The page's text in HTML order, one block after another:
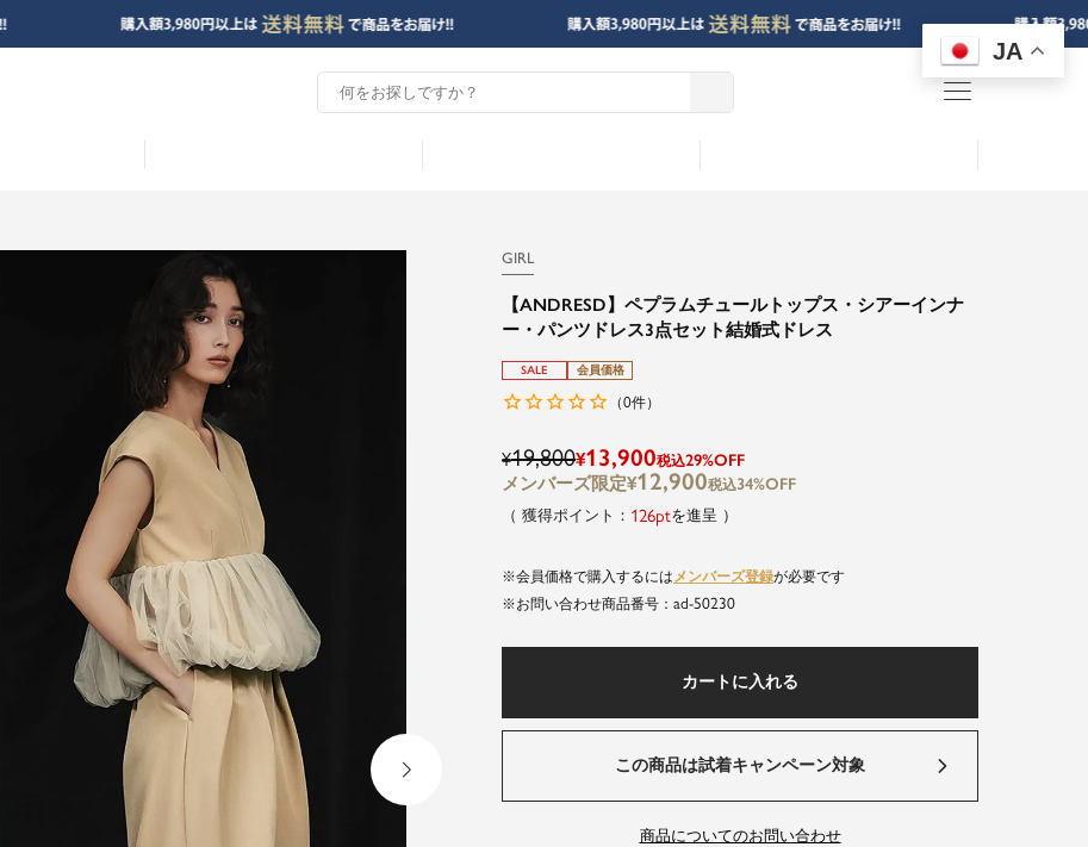
JA
menu
GIRL
【ANDRESD】ペプラムチュールトップス・シアーインナ
ー・パンツドレス3点セット結婚式ドレス
SALE 会員価格
（0件）
¥19,800¥13,900税込29%OFF
¥12,900税込34%OFF
126 を進呈
会員価格で購入するには メンバーズ登録が必要です
商品番号
ad-50230
カートに入れる
この商品は試着キャンペーン対象
商品についてのお問い合わせ